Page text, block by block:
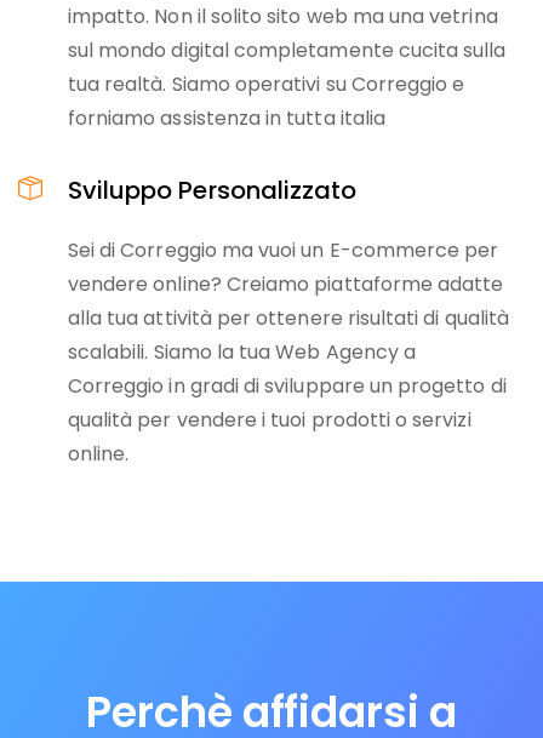
impatto. Non il solito sito web ma una vetrina
sul mondo digital completamente cucita sulla
tua realtà. Siamo operativi su Correggio e
forniamo assistenza in tutta italia
Sviluppo Personalizzato
Sei di Correggio ma vuoi un E-commerce per
vendere online? Creiamo piattaforme adatte
alla tua attività per ottenere risultati di qualità
scalabili. Siamo la tua Web Agency a
Correggio in gradi di sviluppare un progetto di
qualità per vendere i tuoi prodotti o servizi
online.
Perchè affidarsi a